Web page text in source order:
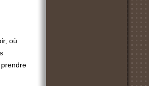
où